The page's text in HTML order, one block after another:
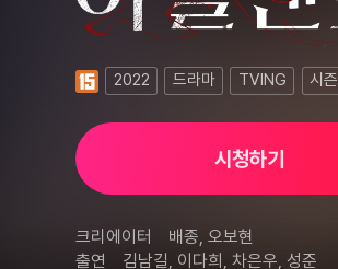
2022 드라마 TVING 시즌
시청하기
크리에이터
배종, 오보현
출연
김남길, 이다희, 차은우, 성준